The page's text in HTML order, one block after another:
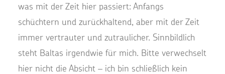
was mit der Zeit hier passiert: Anfangs
schüchtern und zurückhaltend, aber mit der Zeit
immer vertrauter und zutraulicher. Sinnbildlich
steht Baltas irgendwie für mich. Bitte verwechselt
hier nicht die Absicht – ich bin schließlich kein